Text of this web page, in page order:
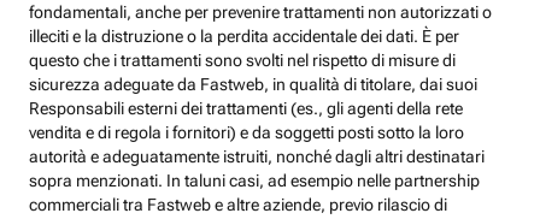
fondamentali, anche per prevenire trattamenti non autorizzati o
illeciti e la distruzione o la perdita accidentale dei dati. È per
questo che i trattamenti sono svolti nel rispetto di misure di
sicurezza adeguate da Fastweb, in qualità di titolare, dai suoi
Responsabili esterni dei trattamenti (es., gli agenti della rete
vendita e di regola i fornitori) e da soggetti posti sotto la loro
autorità e adeguatamente istruiti, nonché dagli altri destinatari
sopra menzionati. In taluni casi, ad esempio nelle partnership
commerciali tra Fastweb e altre aziende, previo rilascio di